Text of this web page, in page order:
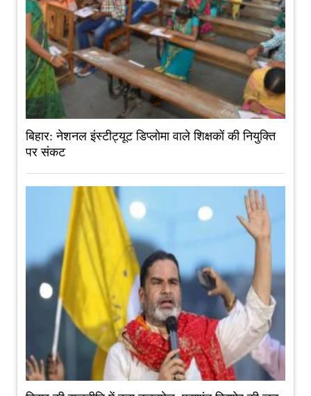
बिहार: नेशनल इंस्टीट्यूट डिप्लोमा वाले शिक्षकों की नियुक्ति
पर संकट